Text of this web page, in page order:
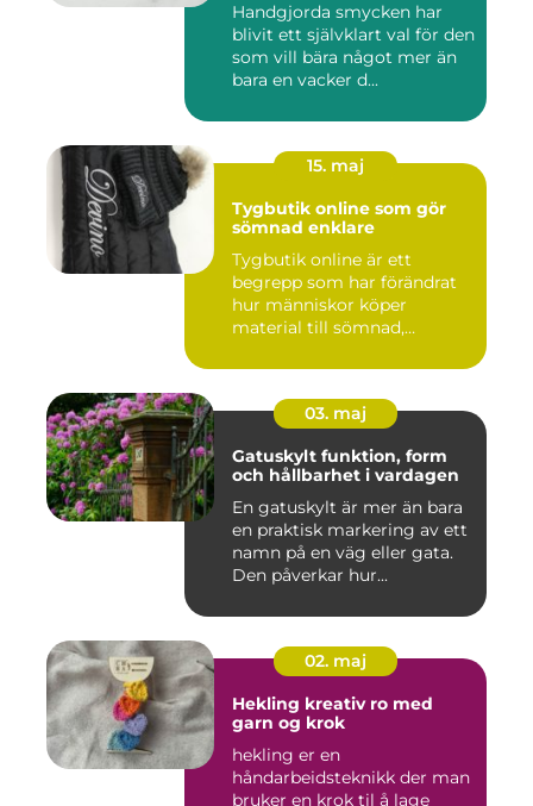
Handgjorda smycken har
blivit ett självklart val för den
som vill bära något mer än
bara en vacker d...
15. maj
Tygbutik online som gör
sömnad enklare
Tygbutik online är ett
begrepp som har förändrat
hur människor köper
material till sömnad,
03. maj
Gatuskylt funktion, form
och hållbarhet i vardagen
En gatuskylt är mer än bara
en praktisk markering av ett
namn på en väg eller gata.
Den påverkar hur...
02. maj
Hekling kreativ ro med
garn og krok
hekling er en
håndarbeidsteknikk der man
bruker en krok til å lage